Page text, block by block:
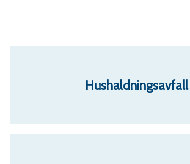
Hushaldningsavfall